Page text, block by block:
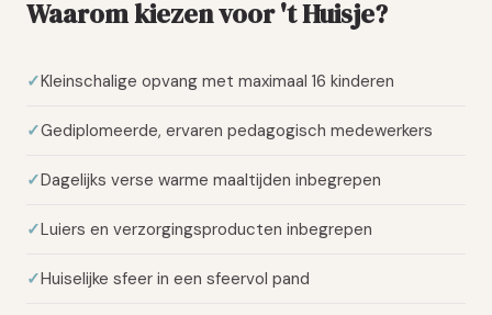
Waarom kiezen voor 't Huisje?
Kleinschalige opvang met maximaal 16 kinderen
Gediplomeerde, ervaren pedagogisch medewerkers
Dagelijks verse warme maaltijden inbegrepen
Luiers en verzorgingsproducten inbegrepen
Huiselijke sfeer in een sfeervol pand